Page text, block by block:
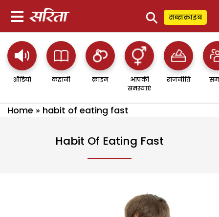
⚲ सब्सक्राइब
ऑडियो कहानी क्राइम
आपकी
समस्याएं
राजनीति
Home » habit of eating fast
Habit Of Eating Fast